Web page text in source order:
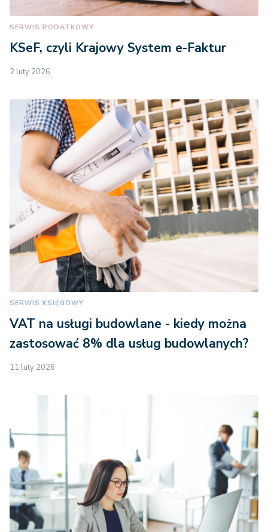
SERWIS PODATKOWY
KSeF, czyli Krajowy System e-Faktur
2 luty 2026
SERWIS KSIĘGOWY
VAT na usługi budowlane - kiedy można
zastosować 8% dla usług budowlanych?
11 luty 2026